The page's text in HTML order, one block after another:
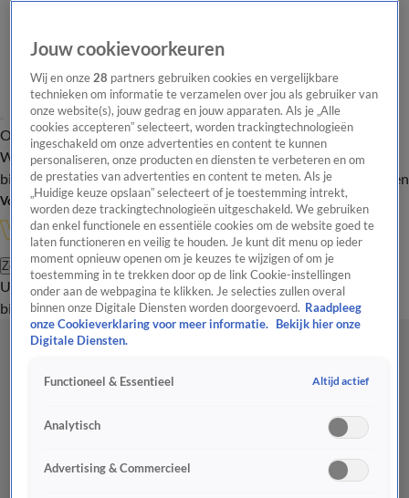
Overzicht Onze programma's Uitzendingen Onze gezichten
In de
WandelgangenInterviewsUitzending
bijwonenPodcastShopVeelgestelde vragenKijkersvraag insturen
Volg Vandaag Inside
Zoeken
UitzendingenVandaag InsideDe OranjezomerShopUitzending
bijwonen
Jouw cookievoorkeuren
Wij en onze28 partners gebruiken cookies en vergelijkbare
technieken om informatie te verzamelen over jou als gebruiker van
onze website(s), jouw gedrag en jouw apparaten. Als je „Alle
cookies accepteren” selecteert, worden trackingtechnologieën
ingeschakeld om onze advertenties en content te kunnen
personaliseren, onze producten en diensten te verbeteren en om
de prestaties van advertenties en content te meten. Als je
„Huidige keuze opslaan” selecteert of je toestemming intrekt,
worden deze trackingtechnologieën uitgeschakeld. We gebruiken
dan enkel functionele en essentiële cookies om de website goed te
laten functioneren en veilig te houden. Je kunt dit menu op ieder
moment opnieuw openen om je keuzes te wijzigen of om je
toestemming in te trekken door op de link Cookie-instellingen
onder aan de webpagina te klikken. Je selecties zullen overal
binnen onze Digitale Diensten worden doorgevoerd. Raadpleeg
onze Cookieverklaring voor meer informatie.
Bekijk hier onze
Digitale Diensten.
Functioneel & Essentieel Altijd actief
Analytisch
Advertising & Commercieel